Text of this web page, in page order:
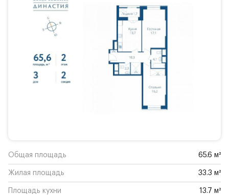
Общая площадь 65.6 м²
Жилая площадь 33.3 м²
Площадь кухни 13.7 м²